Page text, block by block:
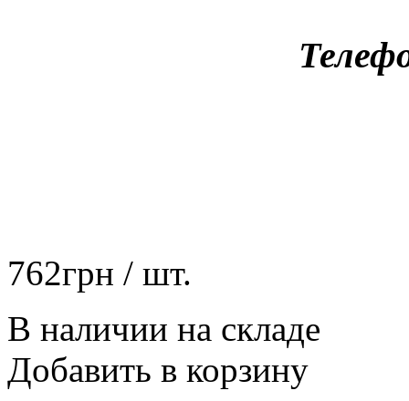
762грн / шт.
В наличии на складе
Добавить в корзину